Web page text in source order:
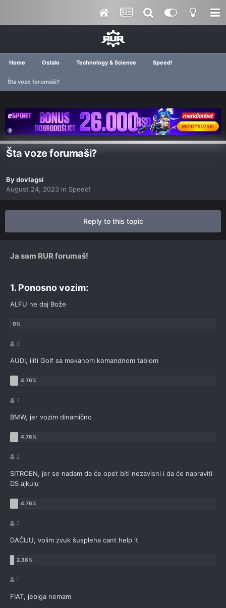
Home Ostalo Technology & Science Speed!
Šta voze forumaši?
Šta voze forumaši?
Bydovlagsi
August 24, 2023 in Speed!
Reply to this topic
Ja sam RUR forumaš!
1. Ponosno vozim:
ALFU ne daj Bože
0
AUDI, iliti Golf sa mekanom komandnom tablom
2
BMW, jer vozim dinamično
2
SITROEN, jer se nadam da će opet biti nezavisni i da će napraviti
DS ajkulu
2
DAČIJU, volim zvuk šuspleha cant help it
1
FIAT, jebiga nemam